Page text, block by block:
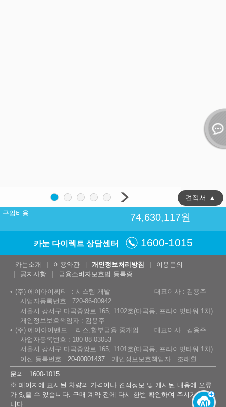
구입비용 74,630,117원
견적서 ▲
카눈 다이렉트 상담센터 1600-1015
카눈소개 이용약관 개인정보처리방침
이용문의
공지사항
금융소비자보호법 등록증
(주) 에이아이씨티 시스템 개발
대표이사 : 김용주
사업자등록번호 : 720-86-00942
서울시 강서구 마곡중앙로 165, 1102호(마곡동, 프라이빗타워 1차)
개인정보보호책임자 : 김용주
(주) 에이아이밴드
리스,할부금융 중개업
대표이사 : 김용주
사업자등록번호 : 180-88-03053
서울시 강서구 마곡중앙로 165, 1101호(마곡동, 프라이빗타워 1차)
여신 등록번호 : 20-00001437
개인정보보호책임자 : 조래환
문의 : 1600-1015
※ 페이지에 표시된 차량의 가격이나 견적정보 및 게시된 내용에 오류
가 있을 수 있습니다. 구매 계약 전에 다시 한번 확인하여 주시기 바랍
니다.